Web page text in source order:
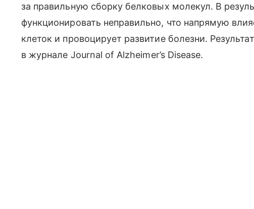
за правильную сборку белковых молекул. В
функционировать неправильно, что напрямую
клеток и провоцирует развитие болезни.
в журнале Journal of Alzheimer’s Disease.